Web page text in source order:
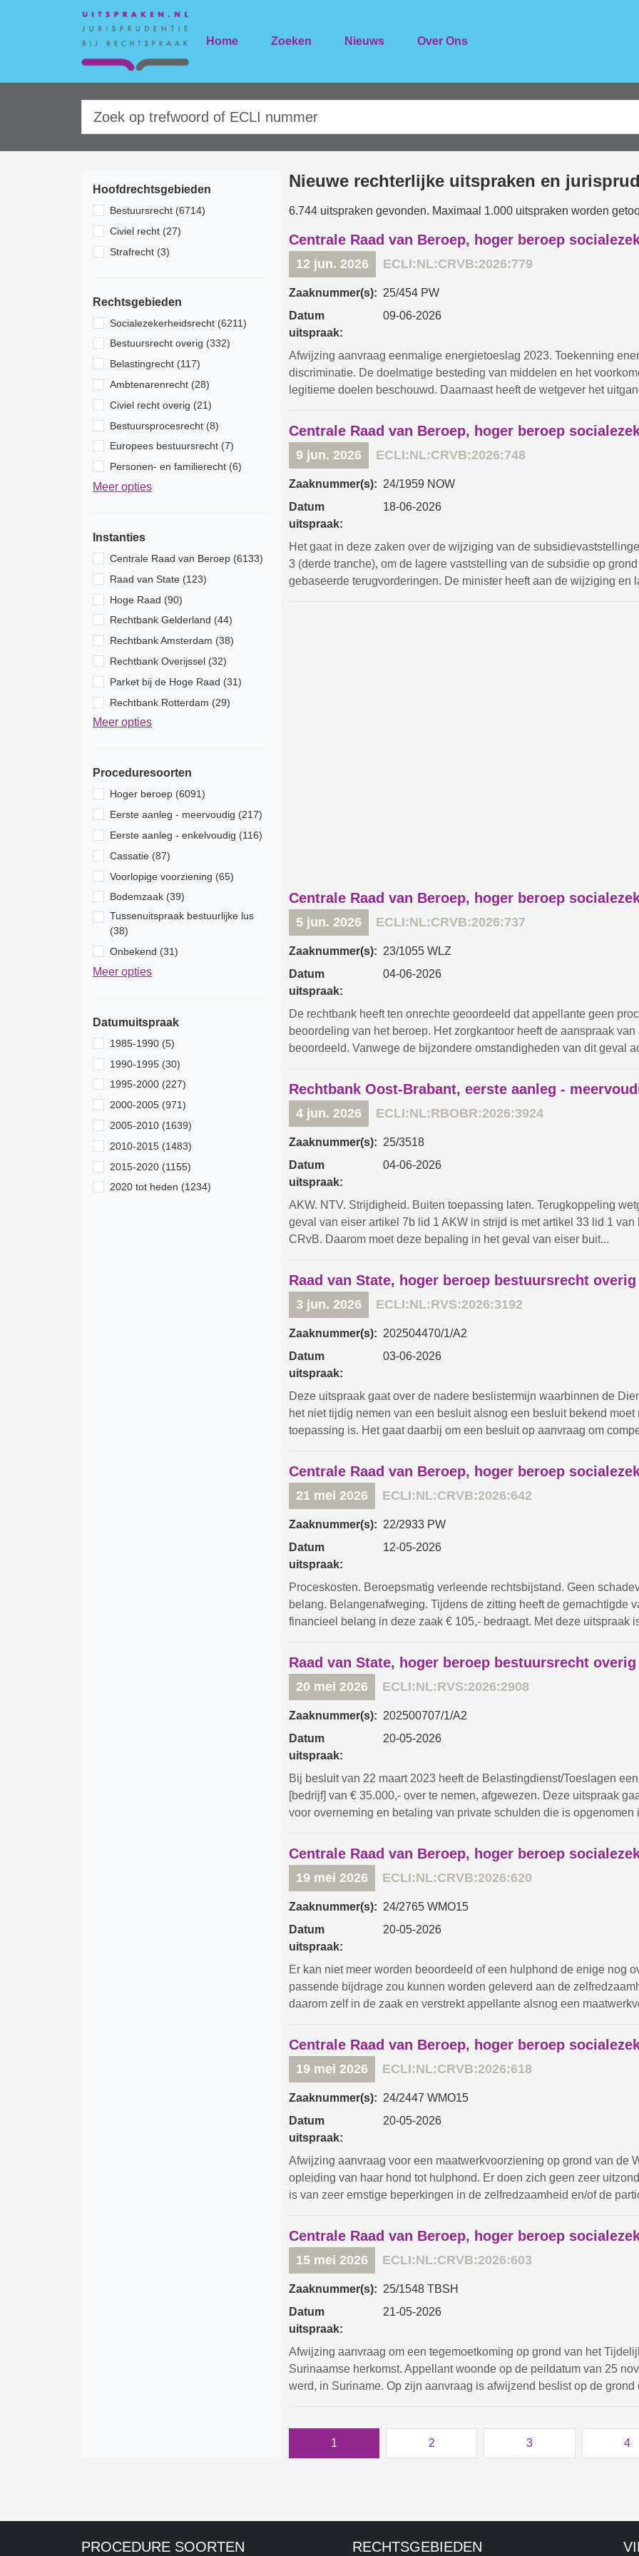
Home Zoeken Nieuws Over Ons
Hoofdrechtsgebieden
Bestuursrecht (6714)
Civiel recht (27)
Strafrecht (3)
Rechtsgebieden
Socialezekerheidsrecht (6211)
Bestuursrecht overig (332)
Belastingrecht (117)
Ambtenarenrecht (28)
Civiel recht overig (21)
Bestuursprocesrecht (8)
Europees bestuursrecht (7)
Personen- en familierecht (6)
Meer opties
Instanties
Centrale Raad van Beroep (6133)
Raad van State (123)
Hoge Raad (90)
Rechtbank Gelderland (44)
Rechtbank Amsterdam (38)
Rechtbank Overijssel (32)
Parket bij de Hoge Raad (31)
Rechtbank Rotterdam (29)
Meer opties
Proceduresoorten
Hoger beroep (6091)
Eerste aanleg - meervoudig (217)
Eerste aanleg - enkelvoudig (116)
Cassatie (87)
Voorlopige voorziening (65)
Bodemzaak (39)
Tussenuitspraak bestuurlijke lus
(38)
Onbekend (31)
Meer opties
Datumuitspraak
1985-1990 (5)
1990-1995 (30)
1995-2000 (227)
2000-2005 (971)
2005-2010 (1639)
2010-2015 (1483)
2015-2020 (1155)
2020 tot heden (1234)
Nieuwe rechterlijke uitspraken en
6.744 uitspraken gevonden. Maximaal 1.000 uitspraken worden
Centrale Raad van Beroep, hoger beroep
12 jun. 2026 ECLI:NL:CRVB:2026:779
Zaaknummer(s): 25/454 PW
Datum
uitspraak:
09-06-2026
Afwijzing aanvraag eenmalige energietoeslag 2023. Toekenning
discriminatie. De doelmatige besteding van middelen en het
legitieme doelen beschouwd. Daarnaast heeft de wetgever het
Centrale Raad van Beroep, hoger beroep
9 jun. 2026 ECLI:NL:CRVB:2026:748
Zaaknummer(s): 24/1959 NOW
Datum
uitspraak:
18-06-2026
Het gaat in deze zaken over de wijziging van de
3 (derde tranche), om de lagere vaststelling van de subsidie op
gebaseerde terugvorderingen. De minister heeft aan de wijziging en
Centrale Raad van Beroep, hoger beroep
5 jun. 2026 ECLI:NL:CRVB:2026:737
Zaaknummer(s): 23/1055 WLZ
Datum
uitspraak:
04-06-2026
De rechtbank heeft ten onrechte geoordeeld dat appellante geen
beoordeling van het beroep. Het zorgkantoor heeft de aanspraak
beoordeeld. Vanwege de bijzondere omstandigheden van dit geval
Rechtbank Oost-Brabant, eerste aanleg -
4 jun. 2026 ECLI:NL:RBOBR:2026:3924
Zaaknummer(s): 25/3518
Datum
uitspraak:
04-06-2026
AKW. NTV. Strijdigheid. Buiten toepassing laten. Terugkoppeling
geval van eiser artikel 7b lid 1 AKW in strijd is met artikel 33 lid 1
CRvB. Daarom moet deze bepaling in het geval van eiser buit...
Raad van State, hoger beroep bestuursrecht overig
3 jun. 2026 ECLI:NL:RVS:2026:3192
Zaaknummer(s): 202504470/1/A2
Datum
uitspraak:
03-06-2026
Deze uitspraak gaat over de nadere beslistermijn waarbinnen de
het niet tijdig nemen van een besluit alsnog een besluit bekend
toepassing is. Het gaat daarbij om een besluit op aanvraag om
Centrale Raad van Beroep, hoger beroep
21 mei 2026 ECLI:NL:CRVB:2026:642
Zaaknummer(s): 22/2933 PW
Datum
uitspraak:
12-05-2026
Proceskosten. Beroepsmatig verleende rechtsbijstand. Geen
belang. Belangenafweging. Tijdens de zitting heeft de gemachtigde
financieel belang in deze zaak € 105,- bedraagt. Met deze uitspraak
Raad van State, hoger beroep bestuursrecht overig
20 mei 2026 ECLI:NL:RVS:2026:2908
Zaaknummer(s): 202500707/1/A2
Datum
uitspraak:
20-05-2026
Bij besluit van 22 maart 2023 heeft de Belastingdienst/Toeslagen
[bedrijf] van € 35.000,- over te nemen, afgewezen. Deze uitspraak
voor overneming en betaling van private schulden die is opgenomen
Centrale Raad van Beroep, hoger beroep
19 mei 2026 ECLI:NL:CRVB:2026:620
Zaaknummer(s): 24/2765 WMO15
Datum
uitspraak:
20-05-2026
Er kan niet meer worden beoordeeld of een hulphond de enige nog
passende bijdrage zou kunnen worden geleverd aan de
daarom zelf in de zaak en verstrekt appellante alsnog een
Centrale Raad van Beroep, hoger beroep
19 mei 2026 ECLI:NL:CRVB:2026:618
Zaaknummer(s): 24/2447 WMO15
Datum
uitspraak:
20-05-2026
Afwijzing aanvraag voor een maatwerkvoorziening op grond van de
opleiding van haar hond tot hulphond. Er doen zich geen zeer
is van zeer ernstige beperkingen in de zelfredzaamheid en/of de
Centrale Raad van Beroep, hoger beroep
15 mei 2026 ECLI:NL:CRVB:2026:603
Zaaknummer(s): 25/1548 TBSH
Datum
uitspraak:
21-05-2026
Afwijzing aanvraag om een tegemoetkoming op grond van het
Surinaamse herkomst. Appellant woonde op de peildatum van 25
werd, in Suriname. Op zijn aanvraag is afwijzend beslist op de grond
1 2 3 4
PROCEDURE SOORTEN RECHTSGEBIEDEN